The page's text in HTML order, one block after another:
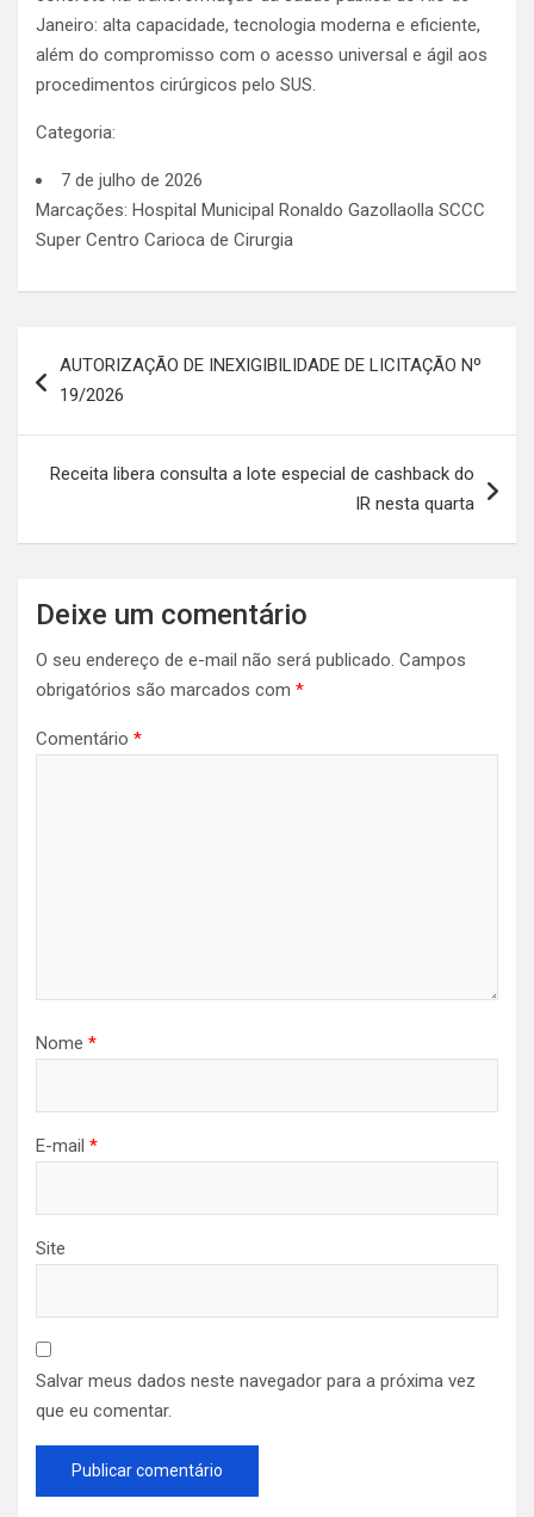
Janeiro: alta capacidade, tecnologia moderna e eficiente,
além do compromisso com o acesso universal e ágil aos
procedimentos cirúrgicos pelo SUS.
Categoria:
7 de julho de 2026
Marcações: Hospital Municipal Ronaldo Gazollaolla SCCC
Super Centro Carioca de Cirurgia
de
AUTORIZAÇÃO DE INEXIGIBILIDADE DE LICITAÇÃO Nº
19/2026
Receita libera consulta a lote especial de cashback do
IR nesta quarta
Deixe um comentário
O seu endereço de e-mail não será publicado. Campos
obrigatórios são marcados com *
Comentário *
Nome *
E-mail *
Site
Salvar meus dados neste navegador para a próxima vez
que eu comentar.